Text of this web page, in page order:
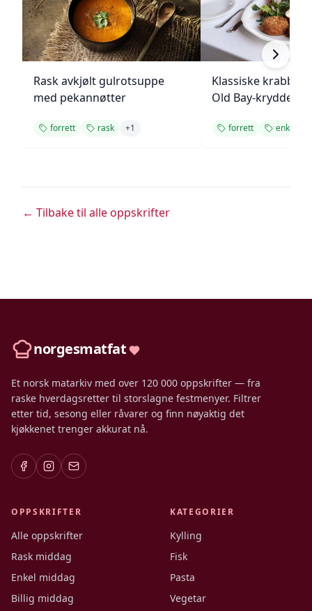
Rask avkjølt gulrotsuppe
med pekannøtter
forrett rask +1
Klassiske
Old Bay-krydder
forrett enkel
← Tilbake til alle oppskrifter
norgesmatfat
Et norsk matarkiv med over 120 000 oppskrifter — fra
raske hverdagsretter til storslagne festmenyer. Filtrer
etter tid, sesong eller råvarer og finn nøyaktig det
kjøkkenet trenger akkurat nå.
OPPSKRIFTER
Alle oppskrifter
Rask middag
Enkel middag
Billig middag
KATEGORIER
Kylling
Fisk
Pasta
Vegetar